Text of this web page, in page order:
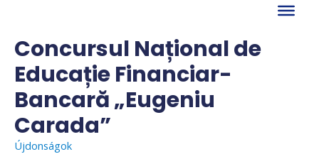
contentConcursul Național de
Educație Financiar-
Bancară „Eugeniu
Carada”
Újdonságok